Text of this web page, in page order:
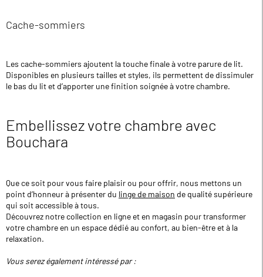
Cache-sommiers
Les cache-sommiers ajoutent la touche finale à votre parure de lit.
Disponibles en plusieurs tailles et styles, ils permettent de dissimuler
le bas du lit et d’apporter une finition soignée à votre chambre.
Embellissez votre chambre avec
Bouchara
Que ce soit pour vous faire plaisir ou pour offrir, nous mettons un
point d’honneur à présenter du linge de maison de qualité supérieure
qui soit accessible à tous.
Découvrez notre collection en ligne et en magasin pour transformer
votre chambre en un espace dédié au confort, au bien-être et à la
relaxation.
Vous serez également intéressé par :